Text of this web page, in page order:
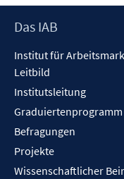
Footer
Das IAB
Institut für
Leitbild
Institutsleitung
Graduiertenprogramm
Befragungen
Projekte
Wissenschaftlicher